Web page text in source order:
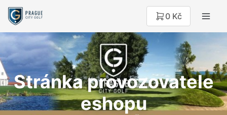
0 Kč
Stránka provozovatele
eshopu